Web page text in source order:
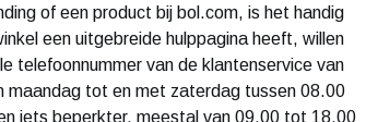
of een product bij bol.com, is het handig
een uitgebreide hulppagina heeft, willen
telefoonnummer van de klantenservice van
maandag tot en met zaterdag tussen 08.00
iets beperkter, meestal van 09.00 tot 18.00